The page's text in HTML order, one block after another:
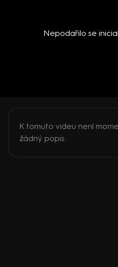
Nepodařilo se
K tomuto videu není
žádný popis.